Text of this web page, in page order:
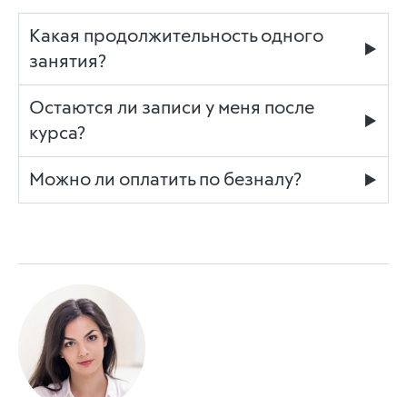
Какая продолжительность одного
занятия?
Остаются ли записи у меня после
курса?
Можно ли оплатить по безналу?